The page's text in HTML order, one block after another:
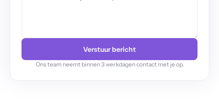
Verstuur bericht
Ons team neemt binnen 3 werkdagen contact met je op.